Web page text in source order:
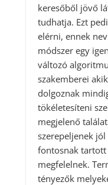
keresőből jövő
tudhatja. Ezt
elérni, ennek
módszer egy
változó
szakemberei
dolgoznak
tökéletesíteni
megjelenő
szerepeljenek
fontosnak
megfelelnek.
tényezők